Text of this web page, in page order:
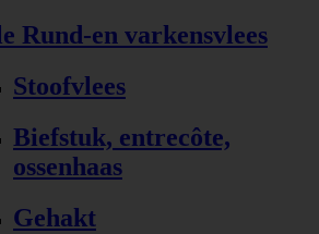
Rund-en varkensvlees
Stoofvlees
Biefstuk, entrecôte,
ossenhaas
Gehakt